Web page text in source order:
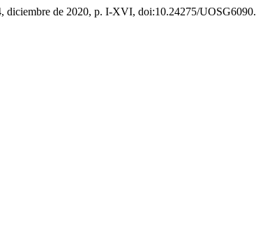
diciembre de 2020, p. I-XVI, doi:10.24275/UOSG6090.